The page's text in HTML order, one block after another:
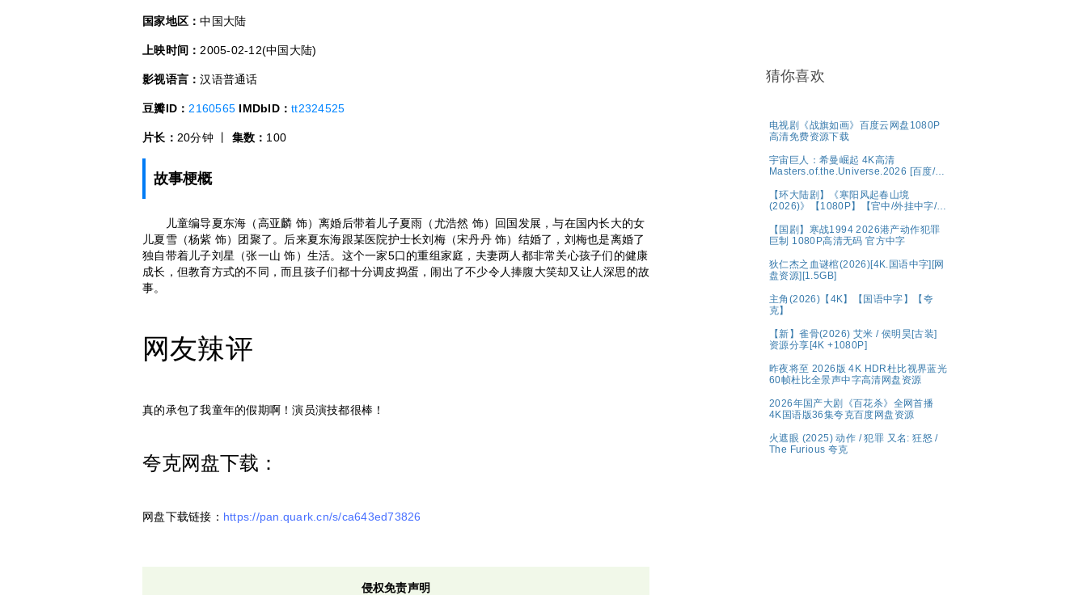
国家地区：中国大陆
上映时间： 2005-02-12(中国大陆)
影视语言：汉语普通话
豆瓣ID： 2160565 IMDbID：tt2324525
片长： 20分钟 丨 集数： 100
故事梗概
儿童编导夏东海（高亚麟 饰）离婚后带着儿子夏雨（尤浩然 饰）回国发展，与在国内长大的女
儿夏雪（杨紫 饰）团聚了。后来夏东海跟某医院护士长刘梅（宋丹丹 饰）结婚了，刘梅也是离婚了
独自带着儿子刘星（张一山 饰）生活。这个一家5口的重组家庭，夫妻两人都非常关心孩子们的健康
成长，但教育方式的不同，而且孩子们都十分调皮捣蛋，闹出了不少令人捧腹大笑却又让人深思的故
事。
网友辣评
真的承包了我童年的假期啊！演员演技都很棒！
夸克网盘下载：
网盘下载链接： https://pan.quark.cn/s/ca643ed73826
侵权免责声明
猜你喜欢
电视剧《战旗如画》百度云网盘1080P
高清免费资源下载
宇宙巨人：希曼崛起 4K高清
Masters.of.the.Universe.2026 [百度/夸
【环大陆剧】《寒阳风起春山境
(2026)》【1080P】【官中/外挂中字/三
【国剧】寒战1994 2026港产动作犯罪
巨制 1080P高清无码 官方中字
狄仁杰之血谜棺(2026)[4K.国语中字][网
盘资源][1.5GB]
主角(2026)【4K】【国语中字】【夸
克】
【新】雀骨(2026) 艾米 / 侯明昊[古装]
资源分享[4K +1080P]
昨夜将至 2026版 4K HDR杜比视界蓝光
60帧杜比全景声中字高清网盘资源
2026年国产大剧《百花杀》全网首播
4K国语版36集夸克百度网盘资源
火遮眼 (2025) 动作 / 犯罪 又名: 狂怒 /
The Furious 夸克